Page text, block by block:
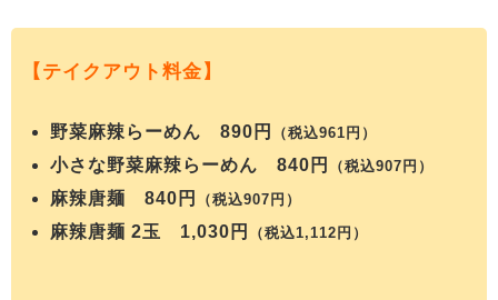
【テイクアウト料金】
野菜麻辣らーめん 890円 （税込961円）
小さな野菜麻辣らーめん 840円 （税込907円）
麻辣唐麺 840円 （税込907円）
麻辣唐麺 2玉 1,030円 （税込1,112円）